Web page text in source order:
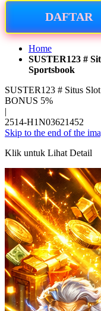
DAFTAR
Home
SUSTER123 #
Sportsbook
SUSTER123 # Situs
BONUS 5%
|
2514-H1N03621452
Skip to the end of the
Klik untuk Lihat Detail